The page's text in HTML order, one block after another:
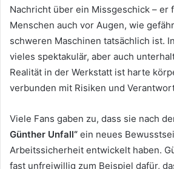
Nachricht über ein Missgeschick – er
Menschen auch vor Augen, wie
schweren Maschinen tatsächlich ist.
vieles spektakulär, aber auch
Realität in der Werkstatt ist harte
verbunden mit Risiken und
Viele Fans gaben zu, dass sie nach
Günther Unfall“ ein neues
Arbeitssicherheit entwickelt haben.
fast unfreiwillig zum Beispiel dafür,